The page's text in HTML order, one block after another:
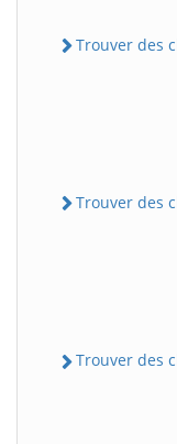
Trouver des
Trouver des
Trouver des